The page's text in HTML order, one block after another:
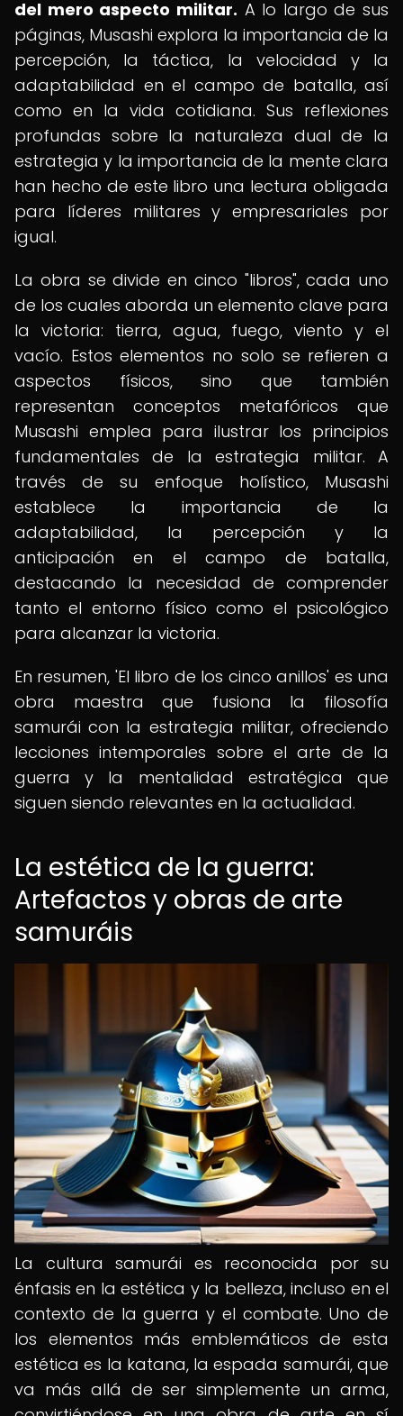
del mero aspecto militar. A lo largo de sus
páginas, Musashi explora la importancia de la
percepción, la táctica, la velocidad y la
adaptabilidad en el campo de batalla, así
como en la vida cotidiana. Sus reflexiones
profundas sobre la naturaleza dual de la
estrategia y la importancia de la mente clara
han hecho de este libro una lectura obligada
para líderes militares y empresariales por
igual.
La obra se divide en cinco "libros", cada uno
de los cuales aborda un elemento clave para
la victoria: tierra, agua, fuego, viento y el
vacío. Estos elementos no solo se refieren a
aspectos físicos, sino que también
representan conceptos metafóricos que
Musashi emplea para ilustrar los principios
fundamentales de la estrategia militar. A
través de su enfoque holístico, Musashi
establece la importancia de la
adaptabilidad, la percepción y la
anticipación en el campo de batalla,
destacando la necesidad de comprender
tanto el entorno físico como el psicológico
para alcanzar la victoria.
En resumen, 'El libro de los cinco anillos' es una
obra maestra que fusiona la filosofía
samurái con la estrategia militar, ofreciendo
lecciones intemporales sobre el arte de la
guerra y la mentalidad estratégica que
siguen siendo relevantes en la actualidad.
La estética de la guerra:
Artefactos y obras de arte
samuráis
La cultura samurái es reconocida por su
énfasis en la estética y la belleza, incluso en el
contexto de la guerra y el combate. Uno de
los elementos más emblemáticos de esta
estética es la katana, la espada samurái, que
va más allá de ser simplemente un arma,